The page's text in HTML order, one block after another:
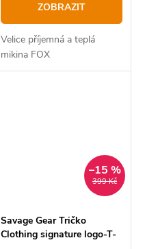
ZOBRAZIT
Velice příjemná a teplá
mikina FOX
399 Kč
–15 %
Savage Gear Tričko
Clothing signature logo-T-